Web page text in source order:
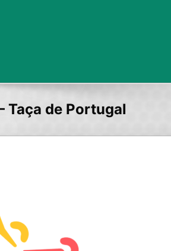
Taça de Portugal